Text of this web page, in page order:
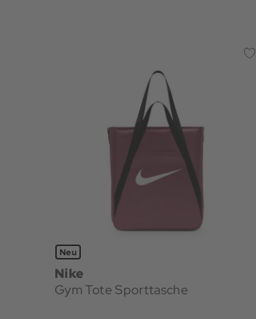
Neu
Nike
Gym Tote Sporttasche